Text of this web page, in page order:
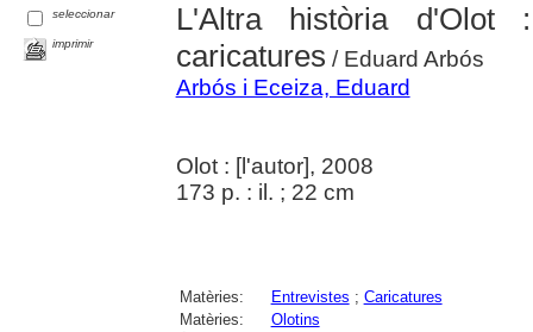
seleccionar
imprimir
L'Altra història
caricatures / Eduard Arbós
Arbós i Eceiza, Eduard
Olot : [l'autor], 2008
173 p. : il. ; 22 cm
Matèries: Entrevistes ; Caricatures
Matèries:
Olotins